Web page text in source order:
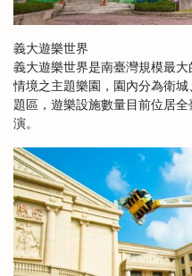
義大遊樂世界
義大遊樂世界是南臺灣規模最
情境之主題樂園，園內分為衛
題區，遊樂設施數量目前位居
演。